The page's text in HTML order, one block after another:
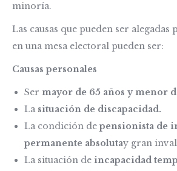
minoría.
Las causas que pueden ser
en una mesa electoral pueden ser:
Causas personales
Ser mayor de 65 años y menor
La situación de discapacidad.
La condición de pensionista de
permanente absolutay gran
La situación de incapacidad